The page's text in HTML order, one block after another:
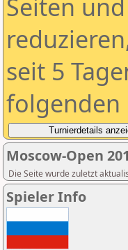
Seiten
seit 5
folgenden
Moscow-Open
Die Seite wurde zuletzt
Spieler Info